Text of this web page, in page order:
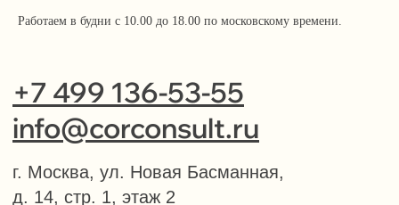
Работаем в будни с 10.00 до 18.00 по московскому времени.
перепланировки
Земельные отношения, межевание,
изменение ПЗЗ
(ЗОУИТ)
Услуги и цены